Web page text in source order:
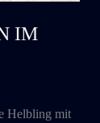
IM
Helbling mit